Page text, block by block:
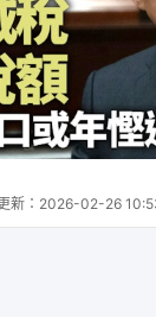
新： 2026-02-26